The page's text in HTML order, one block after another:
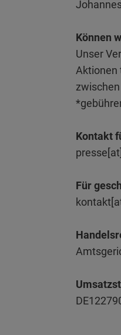
Können
Unser
Aktionen
Kontakt
Für